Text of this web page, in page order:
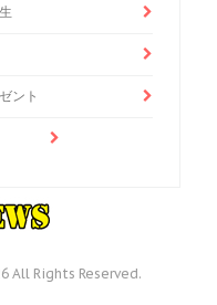
ント
All Rights Reserved.